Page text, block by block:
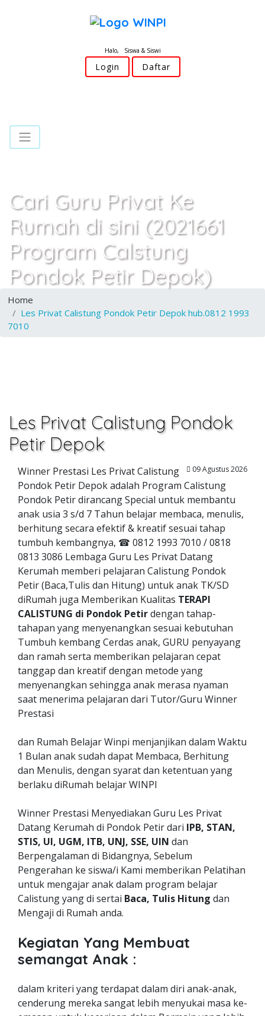
Halo, Siswa & Siswi
Login Daftar
Cari Guru Privat Ke
Rumah di sini (2021661
Program Calstung
Pondok Petir Depok)
Home
Les Privat Calistung Pondok Petir Depok hub.0812 1993
7010
Les Privat Calistung Pondok
Petir Depok
09 Agustus 2026
Winner Prestasi Les Privat Calistung
Pondok Petir Depok adalah Program Calistung
Pondok Petir dirancang Special untuk membantu
anak usia 3 s/d 7 Tahun belajar membaca, menulis,
berhitung secara efektif & kreatif sesuai tahap
tumbuh kembangnya, ☎ 0812 1993 7010 / 0818
0813 3086 Lembaga Guru Les Privat Datang
Kerumah memberi pelajaran Calistung Pondok
Petir (Baca,Tulis dan Hitung) untuk anak TK/SD
diRumah juga Memberikan Kualitas TERAPI
CALISTUNG di Pondok Petirdengan tahap-
tahapan yang menyenangkan sesuai kebutuhan
Tumbuh kembang Cerdas anak, GURU penyayang
dan ramah serta memberikan pelajaran cepat
tanggap dan kreatif dengan metode yang
menyenangkan sehingga anak merasa nyaman
saat menerima pelajaran dari Tutor/Guru Winner
Prestasi
dan Rumah Belajar Winpi menjanjikan dalam Waktu
1 Bulan anak sudah dapat Membaca, Berhitung
dan Menulis, dengan syarat dan ketentuan yang
berlaku diRumah belajar WINPI
Winner Prestasi Menyediakan Guru Les Privat
Datang Kerumah di Pondok Petir dari IPB, STAN,
STIS, UI, UGM, ITB, UNJ, SSE, UIN dan
Berpengalaman di Bidangnya, Sebelum
Pengerahan ke siswa/i Kami memberikan Pelatihan
untuk mengajar anak dalam program belajar
Calistung yang di sertai Baca, Tulis Hitung dan
Mengaji di Rumah anda.
Kegiatan Yang Membuat
semangat Anak :
dalam kriteri yang terdapat dalam diri anak-anak,
cenderung mereka sangat lebih menyukai masa ke-